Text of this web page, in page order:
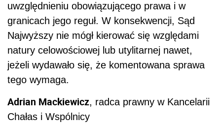
uwzględnieniu obowiązującego prawa i w
granicach jego reguł. W konsekwencji, Sąd
Najwyższy nie mógł kierować się względami
natury celowościowej lub utylitarnej nawet,
jeżeli wydawało się, że komentowana sprawa
tego wymaga.
Adrian Mackiewicz, radca prawny w Kancelarii
Chałas i Wspólnicy